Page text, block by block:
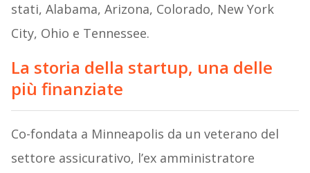
stati, Alabama, Arizona, Colorado, New York
City, Ohio e Tennessee.
La storia della startup, una delle
più finanziate
Co-fondata a Minneapolis da un veterano del
settore assicurativo, l’ex amministratore